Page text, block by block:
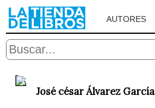
AUTORES
José césar Álvarez García